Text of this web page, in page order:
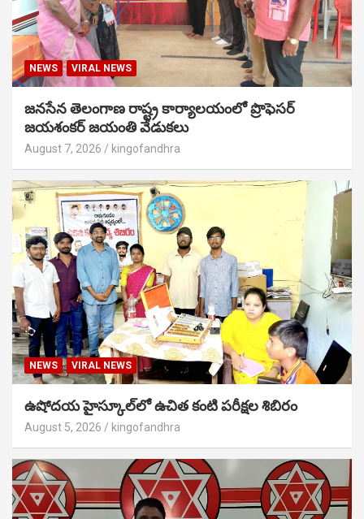
NEWS VIRAL NEWS
జనసేన తెలంగాణ రాష్ట్ర కార్యాలయంలో ప్రొఫెసర్
జయశంకర్ జయంతి వేడుకలు
August 7, 2026 kingofandhra
NEWS VIRAL NEWS
ఉషోదయ హైస్కూల్‌లో ఉచిత కంటి పరీక్షల శిబిరం
August 5, 2026 kingofandhra